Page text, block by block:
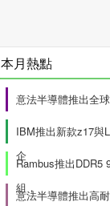
本月熱點
意法半導體推出全
IBM推出新款z17與
企
Rambus推出DDR5
組，
意法半導體推出高